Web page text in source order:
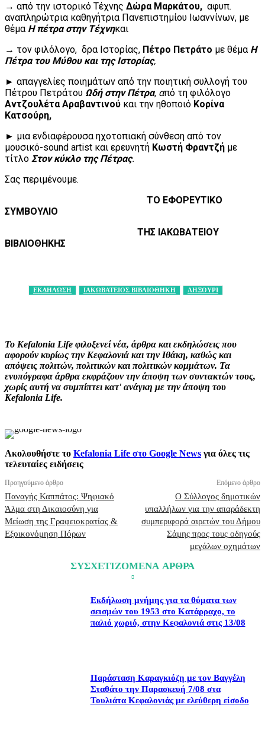
→ από την ιστορικό Τέχνης Δώρα Μαρκάτου, αφυπ.
αναπληρώτρια καθηγήτρια Πανεπιστημίου Ιωαννίνων, με
θέμα Η πέτρα στην Τέχνηκαι
→ τον φιλόλογο, δρα Ιστορίας, Πέτρο Πετράτο με θέμα Η
Πέτρα του Μύθου και της Ιστορίας,
► απαγγελίες ποιημάτων από την ποιητική συλλογή του
Πέτρου Πετράτου Ωδή στην Πέτρα, από τη φιλόλογο
Αντζουλέτα Αραβαντινού και την ηθοποιό Κορίνα
Κατσούρη,
► μια ενδιαφέρουσα ηχοτοπιακή σύνθεση από τον
μουσικό-sound artist και ερευνητή Κωστή Φραντζή με
τίτλο Στον κύκλο της Πέτρας.
Σας περιμένουμε.
ΤΟ ΕΦΟΡΕΥΤΙΚΟ
ΣΥΜΒΟΥΛΙΟ
ΤΗΣ ΙΑΚΩΒΑΤΕΙΟΥ
ΒΙΒΛΙΟΘΗΚΗΣ
ΕΚΔΗΛΩΣΗ ΙΑΚΩΒΑΤΕΙΟΣ ΒΙΒΛΙΟΘΗΚΗ ΛΗΞΟΥΡΙ
Το Kefalonia Life φιλοξενεί νέα, άρθρα και εκδηλώσεις που
αφορούν κυρίως την Κεφαλονιά και την Ιθάκη, καθώς και
απόψεις πολιτών, πολιτικών και πολιτικών κομμάτων. Τα
ενυπόγραφα άρθρα εκφράζουν την άποψη των συντακτών τους,
χωρίς αυτή να συμπίπτει κατ' ανάγκη με την άποψη του
Kefalonia Life.
Ακολουθήστε το Kefalonia Life στο Google News για όλες τις
τελευταίες ειδήσεις
Προηγούμενο άρθρο
Παναγής Καππάτος: Ψηφιακό
Άλμα στη Δικαιοσύνη για
Μείωση της Γραφειοκρατίας &
Εξοικονόμηση Πόρων
Επόμενο άρθρο
Ο Σύλλογος δημοτικών
υπαλλήλων για την απαράδεκτη
συμπεριφορά αιρετών του Δήμου
Σάμης προς τους οδηγούς
μεγάλων οχημάτων
ΣΥΣΧΕΤΙΖΟΜΕΝΑ ΑΡΘΡΑ
Εκδήλωση μνήμης για τα θύματα των
σεισμών του 1953 στο Κατάρραχο, το
παλιό χωριό, στην Κεφαλονιά στις 13/08
Παράσταση Καραγκιόζη με τον Βαγγέλη
Σταθάτο την Παρασκευή 7/08 στα
Τουλιάτα Κεφαλονιάς με ελεύθερη είσοδο